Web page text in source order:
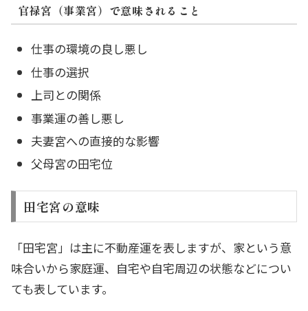
官禄宮（事業宮）で意味されること
仕事の環境の良し悪し
仕事の選択
上司との関係
事業運の善し悪し
夫妻宮への直接的な影響
父母宮の田宅位
田宅宮の意味
「田宅宮」は主に不動産運を表しますが、家という意
味合いから家庭運、自宅や自宅周辺の状態などについ
ても表しています。